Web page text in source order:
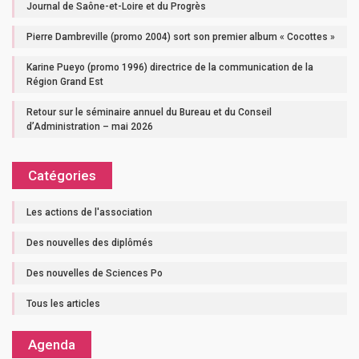
Journal de Saône-et-Loire et du Progrès
Pierre Dambreville (promo 2004) sort son premier album « Cocottes »
Karine Pueyo (promo 1996) directrice de la communication de la
Région Grand Est
Retour sur le séminaire annuel du Bureau et du Conseil
d’Administration – mai 2026
Catégories
Les actions de l'association
Des nouvelles des diplômés
Des nouvelles de Sciences Po
Tous les articles
Agenda